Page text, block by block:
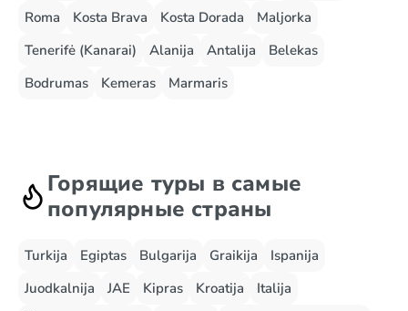
Roma
Kosta Brava Kosta Dorada
Maljorka
Tenerifė (Kanarai)
Alanija Antalija
Belekas
Bodrumas
Kemeras Marmaris
Горящие туры в самые
популярные страны
Turkija Egiptas Bulgarija Graikija
Ispanija
Juodkalnija
JAE Kipras Kroatija
Italija